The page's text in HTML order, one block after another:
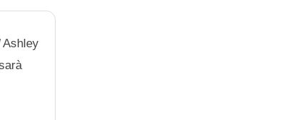
Ashley